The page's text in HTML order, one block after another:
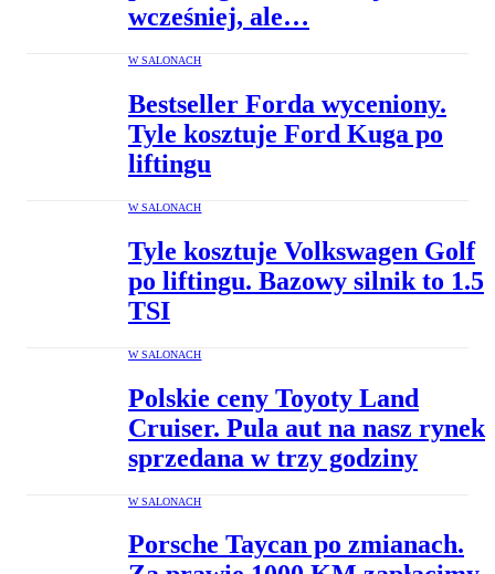
wcześniej, ale…
W SALONACH
Bestseller Forda wyceniony.
Tyle kosztuje Ford Kuga po
liftingu
W SALONACH
Tyle kosztuje Volkswagen Golf
po liftingu. Bazowy silnik to 1.5
TSI
W SALONACH
Polskie ceny Toyoty Land
Cruiser. Pula aut na nasz rynek
sprzedana w trzy godziny
W SALONACH
Porsche Taycan po zmianach.